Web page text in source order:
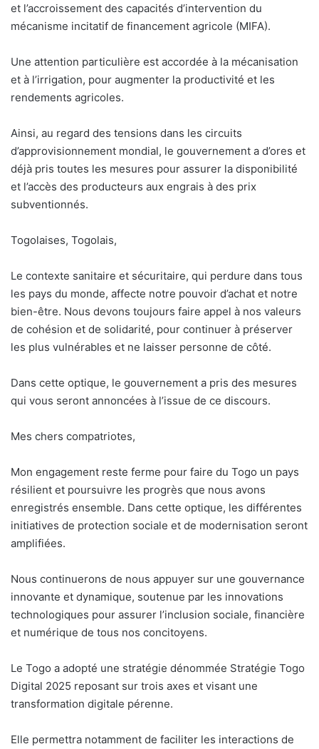
et l’accroissement des capacités d’intervention du
mécanisme incitatif de financement agricole (MIFA).
Une attention particulière est accordée à la mécanisation
et à l’irrigation, pour augmenter la productivité et les
rendements agricoles.
Ainsi, au regard des tensions dans les circuits
d’approvisionnement mondial, le gouvernement a d’ores et
déjà pris toutes les mesures pour assurer la disponibilité
et l’accès des producteurs aux engrais à des prix
subventionnés.
Togolaises, Togolais,
Le contexte sanitaire et sécuritaire, qui perdure dans tous
les pays du monde, affecte notre pouvoir d’achat et notre
bien-être. Nous devons toujours faire appel à nos valeurs
de cohésion et de solidarité, pour continuer à préserver
les plus vulnérables et ne laisser personne de côté.
Dans cette optique, le gouvernement a pris des mesures
qui vous seront annoncées à l’issue de ce discours.
Mes chers compatriotes,
Mon engagement reste ferme pour faire du Togo un pays
résilient et poursuivre les progrès que nous avons
enregistrés ensemble. Dans cette optique, les différentes
initiatives de protection sociale et de modernisation seront
amplifiées.
Nous continuerons de nous appuyer sur une gouvernance
innovante et dynamique, soutenue par les innovations
technologiques pour assurer l’inclusion sociale, financière
et numérique de tous nos concitoyens.
Le Togo a adopté une stratégie dénommée Stratégie Togo
Digital 2025 reposant sur trois axes et visant une
transformation digitale pérenne.
Elle permettra notamment de faciliter les interactions de